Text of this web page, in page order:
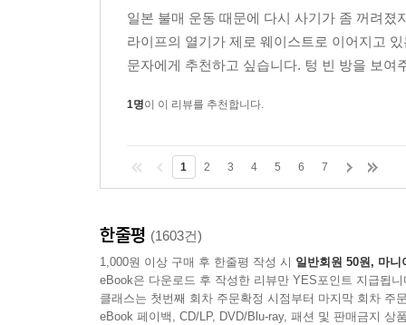
사는 현대인들에게 가장 필요한 책이다!” _《신간
“물건도 정보도 넘쳐나는 시대, ‘정말 필요한 것
일본 불매 운동 때문에 다시 사기가 좀 꺼려
라이프의 열기가 제로 웨이스트로 이어지고
문자에게 추천하고 싶습니다. 텅 빈 방을 보
1명이 이 리뷰를 추천합니다.
1 2 3 4 5 6 7
한줄평 (1603건)
1,000원 이상 구매 후 한줄평 작성 시 일반회원 50원, 마니
eBook은 다운로드 후 작성한 리뷰만 YES포인트 지급됩니
클래스는 첫번째 회차 주문확정 시점부터 마지막 회차 주
eBook 페이백, CD/LP, DVD/Blu-ray, 패션 및 판매금지 상